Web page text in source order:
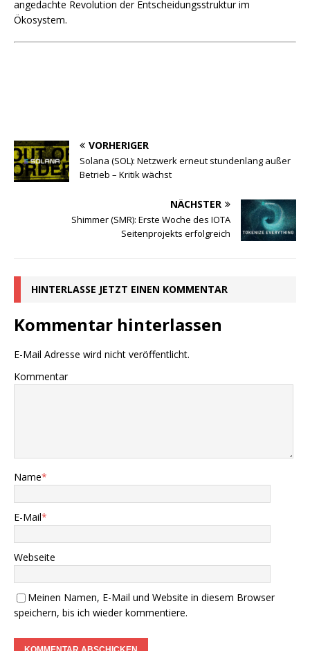
angedachte Revolution der Entscheidungsstruktur im
Ökosystem.
VORHERIGER
Solana (SOL): Netzwerk erneut stundenlang außer
Betrieb – Kritik wächst
NÄCHSTER
Shimmer (SMR): Erste Woche des IOTA
Seitenprojekts erfolgreich
HINTERLASSE JETZT EINEN KOMMENTAR
Kommentar hinterlassen
E-Mail Adresse wird nicht veröffentlicht.
Kommentar
Name*
E-Mail*
Webseite
Meinen Namen, E-Mail und Website in diesem Browser
speichern, bis ich wieder kommentiere.